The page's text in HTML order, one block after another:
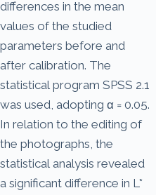
differences in the mean
values of the studied
parameters before and
after calibration. The
statistical program SPSS 2.1
was used, adopting α = 0.05.
In relation to the editing of
the photographs, the
statistical analysis revealed
a significant difference in L*